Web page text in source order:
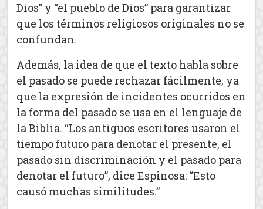
Dios” y “el pueblo de Dios” para garantizar
que los términos religiosos originales no se
confundan.
Además, la idea de que el texto habla sobre
el pasado se puede rechazar fácilmente, ya
que la expresión de incidentes ocurridos en
la forma del pasado se usa en el lenguaje de
la Biblia. “Los antiguos escritores usaron el
tiempo futuro para denotar el presente, el
pasado sin discriminación y el pasado para
denotar el futuro”, dice Espinosa: “Esto
causó muchas similitudes.”